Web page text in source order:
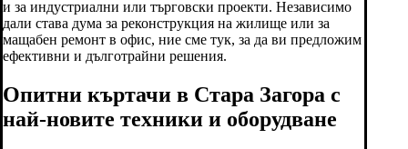
и за индустриални или търговски проекти. Независимо
дали става дума за реконструкция на жилище или за
мащабен ремонт в офис, ние сме тук, за да ви предложим
ефективни и дълготрайни решения.
Опитни къртачи в Стара Загора с
най-новите техники и оборудване